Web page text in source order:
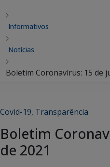
Informativos
Notícias
Boletim Coronavírus: 15 de
Covid-19, Transparência
Boletim
de 2021